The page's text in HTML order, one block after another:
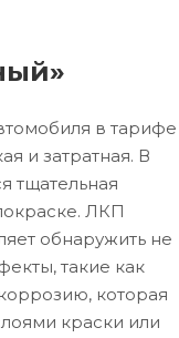
в тарифе
и затратная. В
тщательная
ЛКП
обнаружить не
такие как
которая
краски или